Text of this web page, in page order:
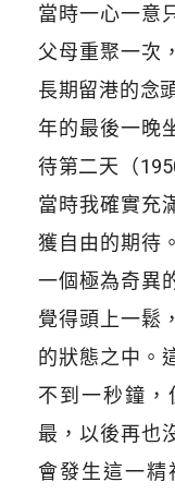
當時一心一意
父母重聚一次
長期留港的念
年的最後一晚
待第二天（
當時我確實充
獲自由的期待
一個極為奇異
覺得頭上一鬆
的狀態之中。
不到一秒鐘，
最，以後再也
會發生這一精